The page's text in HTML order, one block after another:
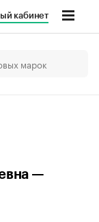
кабинет
—